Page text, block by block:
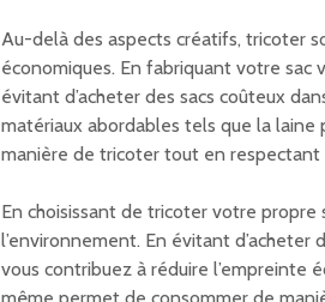
Au-delà des aspects créatifs, tricoter
économiques. En fabriquant votre sac
évitant d’acheter des sacs coûteux
matériaux abordables tels que la laine
manière de tricoter tout en respectant
En choisissant de tricoter votre
l’environnement. En évitant
vous contribuez à réduire l’empreinte